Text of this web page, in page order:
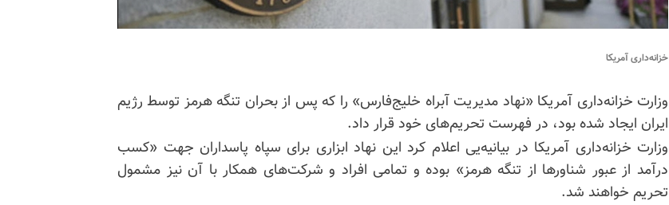
خزانه‌داری آمریکا
وزارت خزانه‌داری آمریکا «نهاد مدیریت آبراه خلیج‌فارس» را که پس از بحران تنگه هرمز توسط رژیم
ایران ایجاد شده بود، در فهرست تحریم‌های خود قرار داد.
وزارت خزانه‌داری آمریکا در بیانیه‌یی اعلام کرد این نهاد ابزاری برای سپاه پاسداران جهت «کسب
درآمد از عبور شناورها از تنگه هرمز» بوده و تمامی افراد و شرکت‌های همکار با آن نیز مشمول
تحریم خواهند شد.